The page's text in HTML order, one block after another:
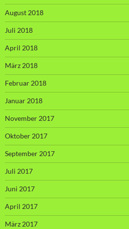
August 2018
Juli 2018
April 2018
März 2018
Februar 2018
Januar 2018
November 2017
Oktober 2017
September 2017
Juli 2017
Juni 2017
April 2017
März 2017